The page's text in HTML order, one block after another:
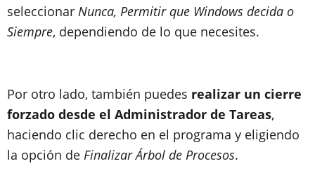
seleccionar Nunca, Permitir que Windows decida o
Siempre, dependiendo de lo que necesites.
Por otro lado, también puedes realizar un cierre
forzado desde el Administrador de Tareas,
haciendo clic derecho en el programa y eligiendo
la opción de Finalizar Árbol de Procesos.